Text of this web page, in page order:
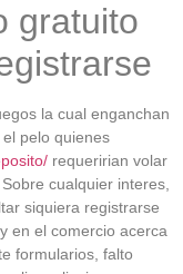
gratuito
la cual enganchan
pelo quienes
requeririan volar
cualquier interes,
siquiera registrarse
en el comercio acerca
formularios, falto